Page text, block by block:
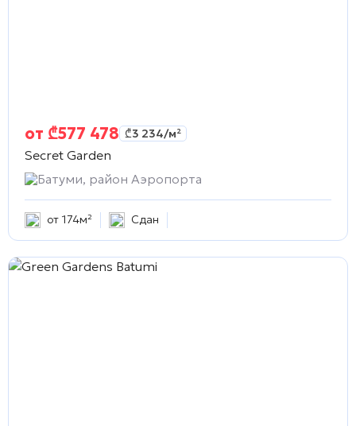
от ₾577 478 ₾3 234/м²
Secret Garden
Батуми, район Аэропорта
от 174м² Сдан